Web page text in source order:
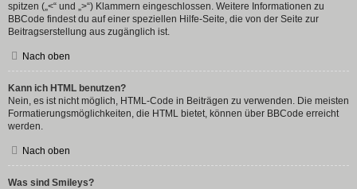
spitzen („<“ und „>“) Klammern eingeschlossen. Weitere Informationen zu
BBCode findest du auf einer speziellen Hilfe-Seite, die von der Seite zur
Beitragserstellung aus zugänglich ist.
Nach oben
Kann ich HTML benutzen?
Nein, es ist nicht möglich, HTML-Code in Beiträgen zu verwenden. Die meisten
Formatierungsmöglichkeiten, die HTML bietet, können über BBCode erreicht
werden.
Nach oben
Was sind Smileys?